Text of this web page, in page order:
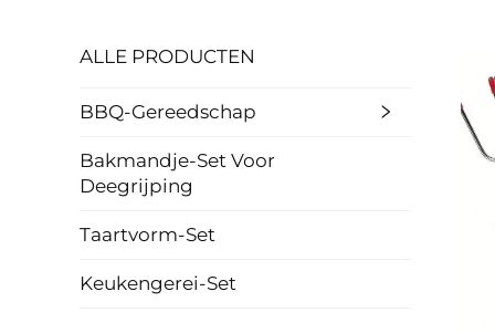
ALLE PRODUCTEN
BBQ-Gereedschap
Bakmandje-Set Voor
Deegrijping
Taartvorm-Set
Keukengerei-Set